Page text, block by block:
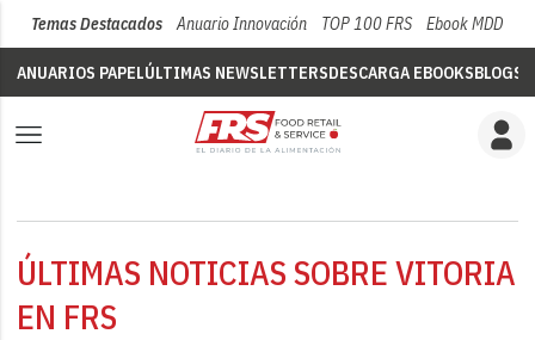
Temas Destacados Anuario Innovación TOP 100 FRS Ebook MDD
ANUARIOS PAPELÚLTIMAS NEWSLETTERSDESCARGA EBOOKSBLOGS
ÚLTIMAS NOTICIAS SOBRE VITORIA
EN FRS